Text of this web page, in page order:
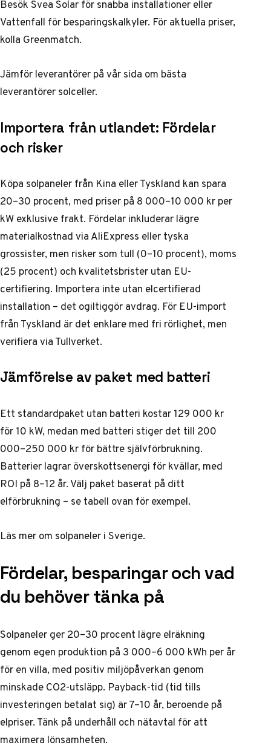
BesökSvea Solarför snabba installationer eller
Vattenfall för besparingskalkyler. För aktuella priser,
kolla Greenmatch.
Jämför leverantörer på vår sida om bästa
leverantörer solceller.
Importera från utlandet: Fördelar
och risker
Köpa solpaneler från Kina eller Tyskland kan spara
20–30 procent, med priser på 8 000–10 000 kr per
kW exklusive frakt. Fördelar inkluderar lägre
materialkostnad via AliExpress eller tyska
grossister, men risker som tull (0–10 procent), moms
(25 procent) och kvalitetsbrister utan EU-
certifiering. Importera inte utan elcertifierad
installation – det ogiltiggör avdrag. För EU-import
från Tyskland är det enklare med fri rörlighet, men
verifiera via Tullverket.
Jämförelse av paket med batteri
Ett standardpaket utan batteri kostar 129 000 kr
för 10 kW, medan med batteri stiger det till 200
000–250 000 kr för bättre självförbrukning.
Batterier lagrar överskottsenergi för kvällar, med
ROI på 8–12 år. Välj paket baserat på ditt
elförbrukning – se tabell ovan för exempel.
Läs mer om solpaneleri Sverige.
Fördelar, besparingar och vad
du behöver tänka på
Solpaneler ger 20–30 procent lägre elräkning
genom egen produktion på 3 000–6 000 kWh per år
för en villa, med positiv miljöpåverkan genom
minskade CO2-utsläpp. Payback-tid (tid tills
investeringen betalat sig) är 7–10 år, beroende på
elpriser. Tänk på underhåll och nätavtal för att
maximera lönsamheten.